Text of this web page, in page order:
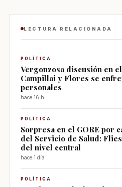
LECTURA RELACIONADA
POLÍTICA
Vergonzosa discusión en
Campillai y Flores se
personales
hace 16 h
POLÍTICA
Sorpresa en el GORE por
del Servicio de Salud:
del nivel central
hace 1 día
POLÍTICA